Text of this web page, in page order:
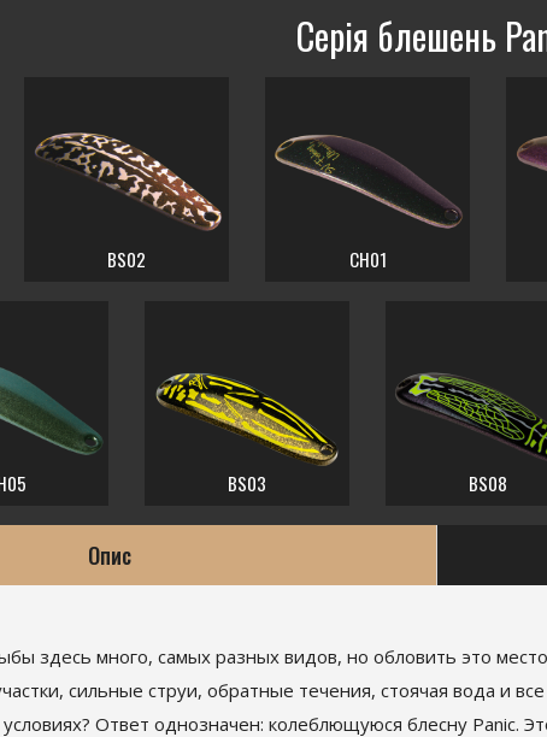
Серія блешень
BS02 CH01
BS03 BS08
Опис
здесь много, самых разных видов, но обловить это
сильные струи, обратные течения, стоячая вода и
Ответ однозначен: колеблющуюся блесну Panic.